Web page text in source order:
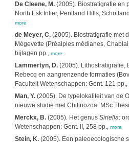
De Cleene, M.(2005). Biostratigrafie en
North Esk Inlier, Pentland Hills,
more
de Meyer, C.(2005). Biostratigrafie met
Mégevette (Préalples médianes,
bijlagen pp., more
Lammertyn, D.(2005). Lithostratigrafie,
Rebecq en aangrenzende formaties
Faculteit Wetenschappen: Gent. 121 pp.,
Man, Y.(2005). De typelokaliteit van de
nieuwe studie met Chitinozoa. MSc
Merckx, B.(2005). Het genus Siriella:
Wetenschappen: Gent. II, 258 pp., more
Stein, K.(2005). Een paleoecologische